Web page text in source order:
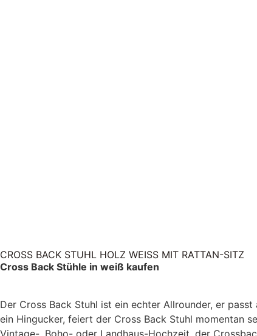
CROSS BACK STUHL HOLZ WEISS MIT RATTAN-SITZ
Cross Back Stühle in weiß kaufen
Der Cross Back Stuhl ist ein echter Allrounder, er
ein Hingucker, feiert der Cross Back Stuhl momentan
Vintage-, Boho- oder Landhaus-Hochzeit, der